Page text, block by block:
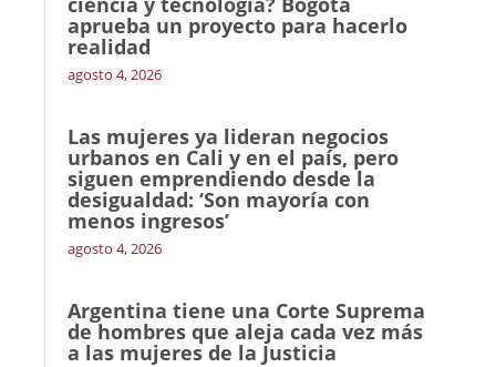
aprueba un proyecto para hacerlo
realidad
agosto 4, 2026
Las mujeres ya lideran negocios
urbanos en Cali y en el país, pero
siguen emprendiendo desde la
desigualdad: ‘Son mayoría con
menos ingresos’
agosto 4, 2026
Argentina tiene una Corte Suprema
de hombres que aleja cada vez más
a las mujeres de la Justicia